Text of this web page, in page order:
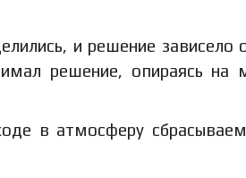
и решение
решение, опираясь
в атмосферу